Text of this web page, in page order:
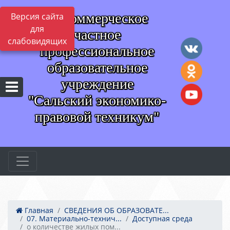
Версия сайта
для
слабовидящих
Некоммерческое
частное
профессиональное
образовательное
учреждение
"Сальский экономико-
правовой техникум"
Главная
СВЕДЕНИЯ ОБ ОБРАЗОВАТЕ...
07. Материально-технич...
Доступная среда
о количестве жилых пом...